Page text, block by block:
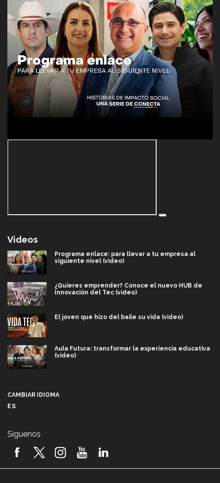
Videos
Programa enlace: para llevar a tu empresa al
siguiente nivel (video)
¿Quieres emprender? Conoce el nuevo HUB de
Innovación del Tec (video)
El joven que hizo del baile su vida (video)
Aula Futura: transformar la experiencia educativa
(video)
2026! (video)
CAMBIAR IDIOMA
ES
Síguenos